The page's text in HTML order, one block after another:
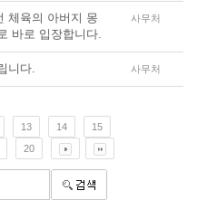
체육의 아버지 몽
바로 입장합니다.
사무처
니다. 사무처
13 14
15
20